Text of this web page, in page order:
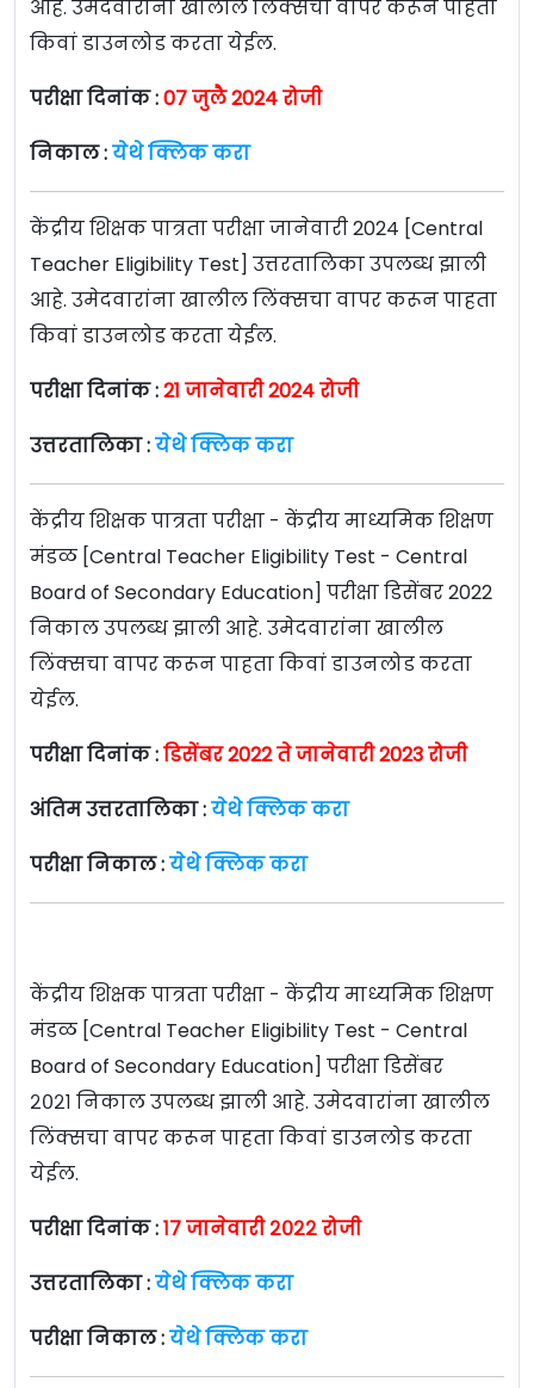
आहे. उमेदवारांना खालील लिंक्सचा वापर करून पाहता
किवां डाउनलोड करता येईल.
परीक्षा दिनांक :07 जुलै 2024 रोजी
निकाल :येथे क्लिक करा
केंद्रीय शिक्षक पात्रता परीक्षा जानेवारी 2024 [Central
Teacher Eligibility Test] उत्तरतालिका उपलब्ध झाली
आहे. उमेदवारांना खालील लिंक्सचा वापर करून पाहता
किवां डाउनलोड करता येईल.
परीक्षा दिनांक :21 जानेवारी 2024 रोजी
उत्तरतालिका :येथे क्लिक करा
केंद्रीय शिक्षक पात्रता परीक्षा - केंद्रीय माध्यमिक शिक्षण
मंडळ [Central Teacher Eligibility Test - Central
Board of Secondary Education] परीक्षा डिसेंबर 2022
निकाल उपलब्ध झाली आहे. उमेदवारांना खालील
लिंक्सचा वापर करून पाहता किवां डाउनलोड करता
येईल.
परीक्षा दिनांक :डिसेंबर 2022 ते जानेवारी 2023 रोजी
अंतिम उत्तरतालिका :येथे क्लिक करा
परीक्षा निकाल :येथे क्लिक करा
केंद्रीय शिक्षक पात्रता परीक्षा - केंद्रीय माध्यमिक शिक्षण
मंडळ [Central Teacher Eligibility Test - Central
Board of Secondary Education] परीक्षा डिसेंबर
२०२१ निकाल उपलब्ध झाली आहे. उमेदवारांना खालील
लिंक्सचा वापर करून पाहता किवां डाउनलोड करता
येईल.
परीक्षा दिनांक :१७ जानेवारी २०२२ रोजी
उत्तरतालिका :येथे क्लिक करा
परीक्षा निकाल :येथे क्लिक करा